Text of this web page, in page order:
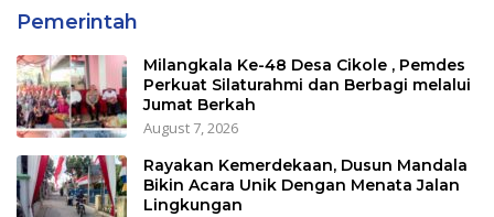
Pemerintah
Milangkala Ke-48 Desa Cikole , Pemdes
Perkuat Silaturahmi dan Berbagi melalui
Jumat Berkah
August 7, 2026
Rayakan Kemerdekaan, Dusun Mandala
Bikin Acara Unik Dengan Menata Jalan
Lingkungan